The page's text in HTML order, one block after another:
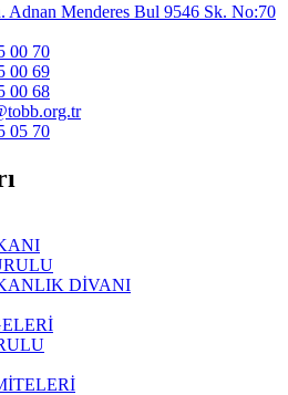
Adnan Menderes Bul 9546 Sk. No:70
00 70
00 69
00 68
05 70
DİVANI